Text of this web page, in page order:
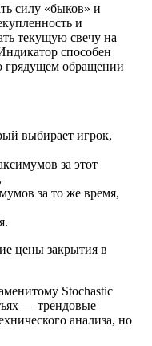
силу «быков» и
и
текущую свечу на
способен
грядущем обращении
выбирает игрок,
за этот
за то же время,
цены закрытия в
Stochastic
— трендовые
анализа, но